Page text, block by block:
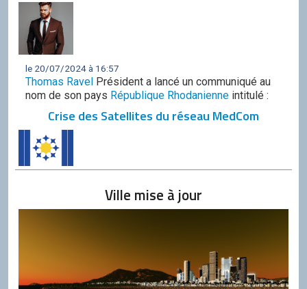
le 20/07/2024 à 16:57
Thomas Ravel Président a lancé un communiqué au
nom de son pays République Rhodanienne intitulé :
Crise des Satellites du réseau MedCom
Ville mise à jour